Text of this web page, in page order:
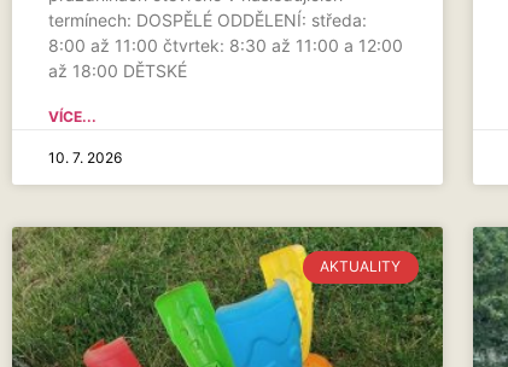
termínech: DOSPĚLÉ ODDĚLENÍ: středa:
8:00 až 11:00 čtvrtek: 8:30 až 11:00 a 12:00
až 18:00 DĚTSKÉ
VÍCE...
10. 7. 2026
AKTUALITY